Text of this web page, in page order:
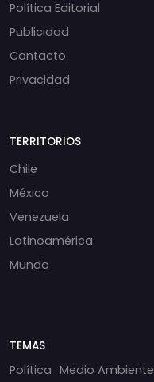
Política Editorial
Publicidad
Contacto
Privacidad
TERRITORIOS
Chile
México
Venezuela
Latinoamérica
Mundo
TEMAS
Política Medio Ambiente